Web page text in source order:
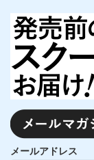
メールアドレス